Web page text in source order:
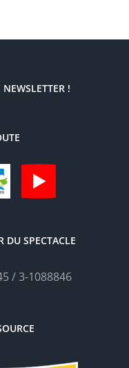
!
DU SPECTACLE
/ 3-1088846